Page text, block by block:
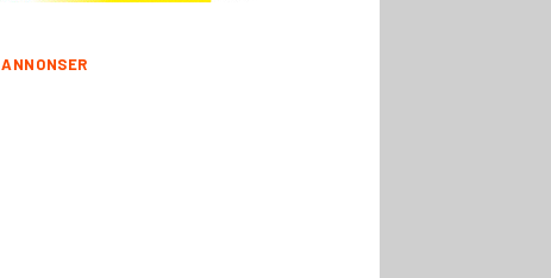
ANNONSER